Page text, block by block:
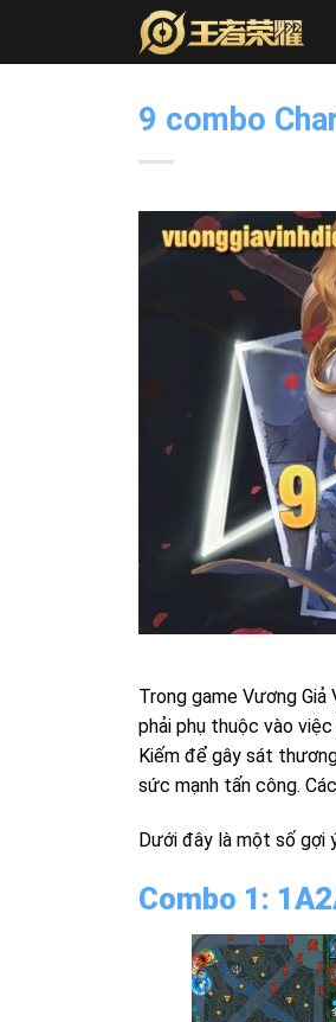
9 combo
Trong game Vương Giả
phải phụ thuộc vào
Kiếm để gây sát
sức mạnh tấn công.
Dưới đây là một số
Combo 1: